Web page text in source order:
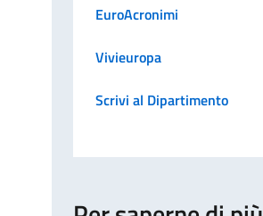
EuroAcronimi
Vivieuropa
Scrivi al Dipartimento